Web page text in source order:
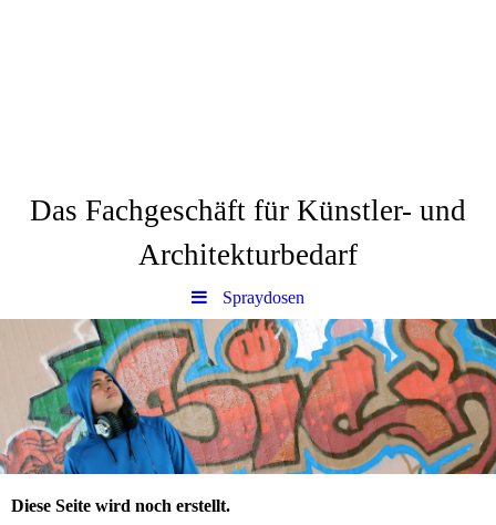
Das Fachgeschäft für Künstler- und
Architekturbedarf
Spraydosen
Diese Seite wird noch erstellt.